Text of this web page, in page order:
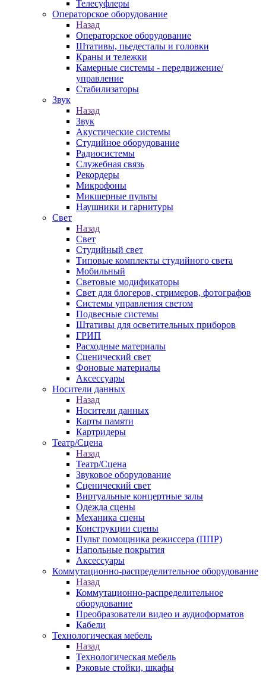
Телесуфлеры
Операторское оборудование
Назад
Операторское оборудование
Штативы, пьедесталы и головки
Краны и тележки
Камерные системы - передвижение/
управление
Стабилизаторы
Звук
Назад
Звук
Акустические системы
Студийное оборудование
Радиосистемы
Служебная связь
Рекордеры
Микрофоны
Микшерные пульты
Наушники и гарнитуры
Свет
Назад
Свет
Студийный свет
Типовые комплекты студийного света
Мобильный
Световые модификаторы
Свет для блогеров, стримеров, фотографов
Системы управления светом
Подвесные системы
Штативы для осветительных приборов
ГРИП
Расходные материалы
Сценический свет
Фоновые материалы
Аксессуары
Носители данных
Назад
Носители данных
Карты памяти
Картридеры
Театр/Сцена
Назад
Театр/Сцена
Звуковое оборудование
Сценический свет
Виртуальные концертные залы
Одежда сцены
Механика сцены
Конструкции сцены
Пульт помощника режиссера (ППР)
Напольные покрытия
Аксессуары
Коммутационно-распределительное оборудование
Назад
Коммутационно-распределительное
оборудование
Преобразователи видео и аудиоформатов
Кабели
Технологическая мебель
Назад
Технологическая мебель
Рэковые стойки, шкафы